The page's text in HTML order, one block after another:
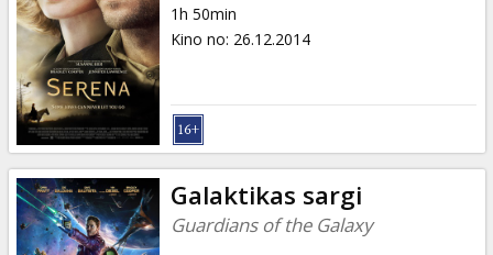
1h 50min
Kino no: 26.12.2014
Galaktikas sargi
Guardians of the Galaxy